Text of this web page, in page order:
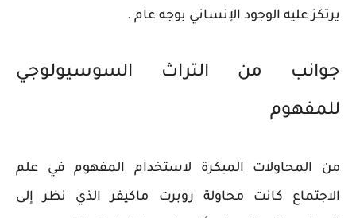
يرتكز عليه الوجود الإنساني بوجه عام .
جوانب من التراث السوسيولوجي
للمفهوم
من المحاولات المبكرة لاستخدام المفهوم في علم
الاجتماع كانت محاولة روبرت ماكيفر الذي نظر إلى